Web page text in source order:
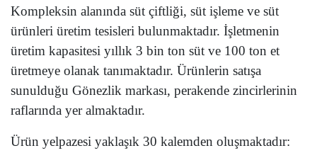
Kompleksin alanında süt çiftliği, süt işleme ve süt
ürünleri üretim tesisleri bulunmaktadır. İşletmenin
üretim kapasitesi yıllık 3 bin ton süt ve 100 ton et
üretmeye olanak tanımaktadır. Ürünlerin satışa
sunulduğu Gönezlik markası, perakende zincirlerinin
raflarında yer almaktadır.
Ürün yelpazesi yaklaşık 30 kalemden oluşmaktadır: